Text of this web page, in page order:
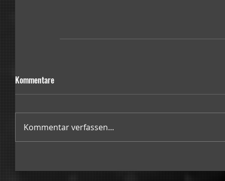
Kommentare
Kommentar verfassen...